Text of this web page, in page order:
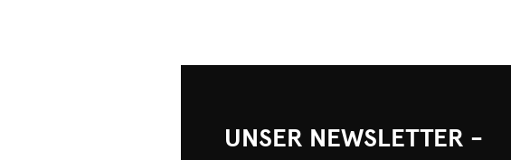
UNSER NEWSLETTER -